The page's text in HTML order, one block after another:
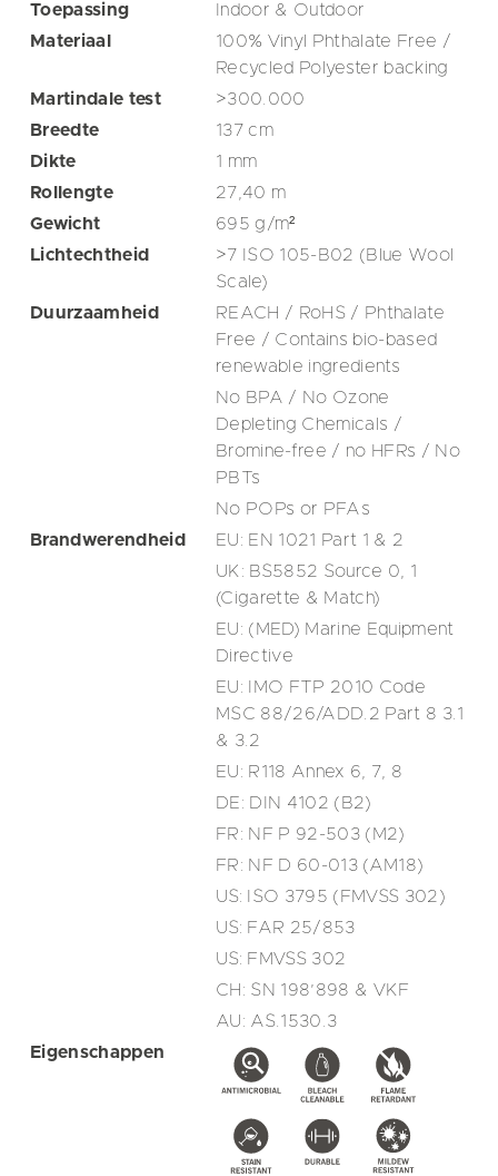
Toepassing
Indoor & Outdoor
Materiaal
100% Vinyl Phthalate Free /
Recycled Polyester backing
Martindale test
>300.000
Breedte
137cm
Dikte
1 mm
Rollengte
27,40 m
Gewicht
695g/m²
Lichtechtheid
>7 ISO 105-B02 (Blue Wool
Scale)
Duurzaamheid
REACH / RoHS / Phthalate
Free / Contains bio-based
renewable ingredients
No BPA / No Ozone
Depleting Chemicals /
Bromine-free / no HFRs / No
PBTs
No POPs or PFAs
Brandwerendheid
EU: EN 1021 Part 1 & 2
UK: BS5852 Source 0, 1
(Cigarette & Match)
EU: (MED) Marine Equipment
Directive
EU: IMO FTP 2010 Code
MSC 88/26/ADD.2 Part 8 3.1
& 3.2
EU: R118 Annex 6, 7, 8
DE: DIN 4102 (B2)
FR: NF P 92-503 (M2)
FR: NF D 60-013 (AM18)
US: ISO 3795 (FMVSS 302)
US: FAR 25/853
US: FMVSS 302
CH: SN 198’898 & VKF
AU: AS.1530.3
Eigenschappen